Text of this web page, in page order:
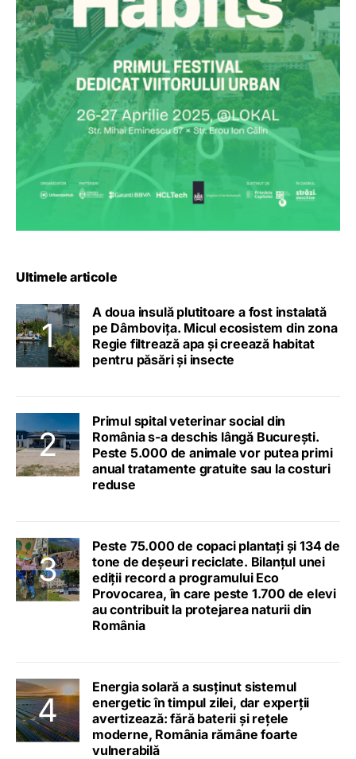
Ultimele articole
A doua insulă plutitoare a fost instalată
pe Dâmbovița. Micul ecosistem din zona
Regie filtrează apa și creează habitat
pentru păsări și insecte
Primul spital veterinar social din
România s-a deschis lângă București.
Peste 5.000 de animale vor putea primi
anual tratamente gratuite sau la costuri
reduse
Peste 75.000 de copaci plantați și 134 de
tone de deșeuri reciclate. Bilanțul unei
ediții record a programului Eco
Provocarea, în care peste 1.700 de elevi
au contribuit la protejarea naturii din
România
Energia solară a susținut sistemul
energetic în timpul zilei, dar experții
avertizează: fără baterii și rețele
moderne, România rămâne foarte
vulnerabilă